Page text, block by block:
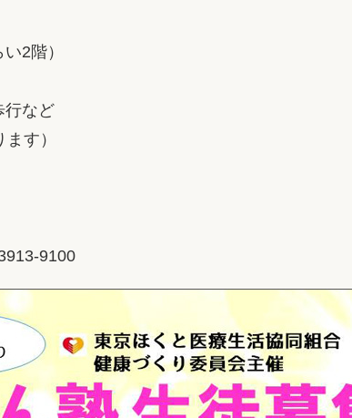
2階）
行など
す）
9100